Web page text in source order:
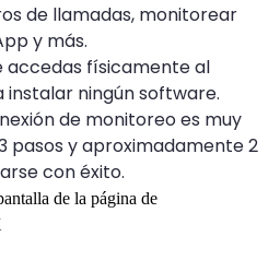
de llamadas, monitorear
y más.
accedas físicamente al
instalar ningún software.
de monitoreo es muy
pasos y aproximadamente 2
con éxito.